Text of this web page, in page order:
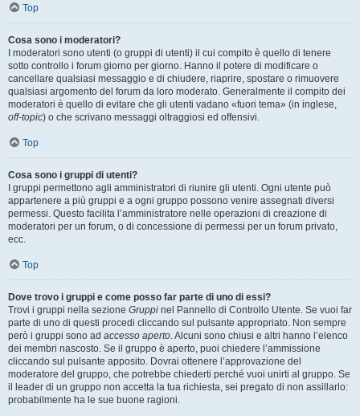
Top
Cosa sono i moderatori?
I moderatori sono utenti (o gruppi di utenti) il cui compito è quello di tenere
sotto controllo i forum giorno per giorno. Hanno il potere di modificare o
cancellare qualsiasi messaggio e di chiudere, riaprire, spostare o rimuovere
qualsiasi argomento del forum da loro moderato. Generalmente il compito dei
moderatori è quello di evitare che gli utenti vadano «fuori tema» (in inglese,
off-topic) o che scrivano messaggi oltraggiosi ed offensivi.
Top
Cosa sono i gruppi di utenti?
I gruppi permettono agli amministratori di riunire gli utenti. Ogni utente può
appartenere a più gruppi e a ogni gruppo possono venire assegnati diversi
permessi. Questo facilita l’amministratore nelle operazioni di creazione di
moderatori per un forum, o di concessione di permessi per un forum privato,
ecc.
Top
Dove trovo i gruppi e come posso far parte di uno di essi?
Trovi i gruppi nella sezione Gruppi nel Pannello di Controllo Utente. Se vuoi far
parte di uno di questi procedi cliccando sul pulsante appropriato. Non sempre
però i gruppi sono ad accesso aperto. Alcuni sono chiusi e altri hanno l’elenco
dei membri nascosto. Se il gruppo è aperto, puoi chiedere l’ammissione
cliccando sul pulsante apposito. Dovrai ottenere l’approvazione del
moderatore del gruppo, che potrebbe chiederti perché vuoi unirti al gruppo. Se
il leader di un gruppo non accetta la tua richiesta, sei pregato di non assillarlo:
probabilmente ha le sue buone ragioni.